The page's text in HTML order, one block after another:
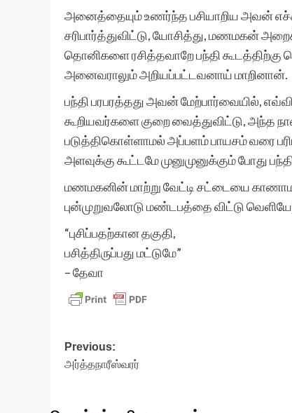
அனைத்தையும் உணர்ந்த பசியாறிய அவன்
சரிபார்த்துவிட்டு, யோசித்து, மணமகன்
தொனிகளை ரசித்தவாறே பந்தி கூடத்திற்கு
அனைவராலும் அறியப்பட்டவனாய் மாறினான்.
பந்தி பரபரத்தது அவன் மேற்பார்வையில்,
கூறியவர்களை குறை வைத்துவிட்டு, அந்த
படுத்திகொள்ளாமல் அப்பளம் பாயசம் வரை
அளவுக்கு கூட்டமே முனுமுனுக்கும் போது
மணமகனின் மாற்று வேட்டி சட்டையை
புன்முறுவலோடு மண்டபத்தை விட்டு
“புசிப்பதற்கான தகுதி,
பசித்திருப்பது மட்டுமே”
– தேவா
Post
navigation
Previous:
அர்த்தநாரீஸ்வரர்